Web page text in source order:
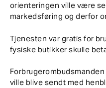
orienteringen ville være
markedsføring og derfor
Tjenesten var gratis for
fysiske butikker skulle
ville blive sendt med